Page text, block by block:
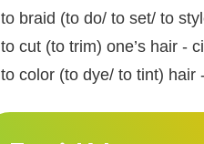
to braid (to do/ to set/ to
to cut (to trim) one’s hair -
to color (to dye/ to tint) hair